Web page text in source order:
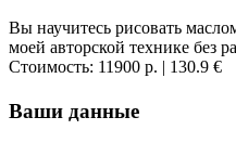
Вы научитесь рисовать
моей авторской технике без
Стоимость: 11900 р. | 130.9 €
Ваши данные